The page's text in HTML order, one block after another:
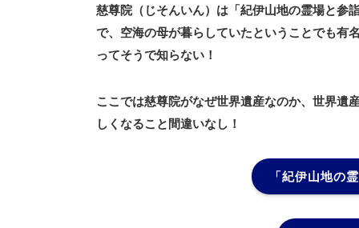
慈尊院（じそんいん）は「紀伊山地の霊場と参
で、空海の母が暮らしていたということでも有
ってそうで知らない！
ここでは慈尊院がなぜ世界遺産なのか、世界遺
しくなること間違いなし！
「紀伊山地の